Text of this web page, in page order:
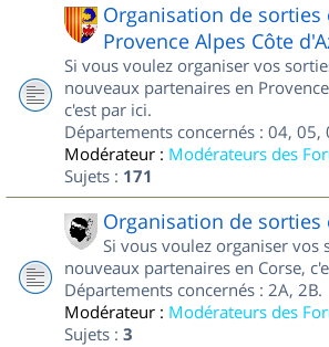
Organisation de sorties
Provence Alpes Côte
Si vous voulez organiser vos
nouveaux partenaires en
c'est par ici.
Départements concernés : 04, 05,
Modérateur : Modérateurs des
Sujets : 171
Organisation de sorties
Si vous voulez organiser vos
nouveaux partenaires en Corse,
Départements concernés : 2A, 2B.
Modérateur : Modérateurs des
Sujets : 3